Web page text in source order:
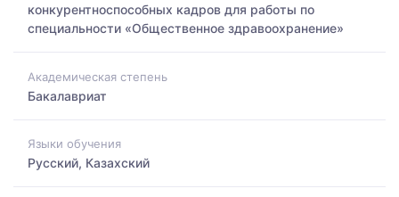
конкурентноспособных кадров для работы по
специальности «Общественное здравоохранение»
Академическая степень
Бакалавриат
Языки обучения
Русский, Казахский